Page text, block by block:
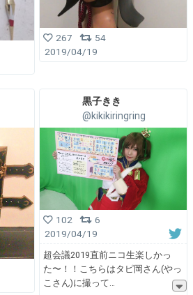
267
54
2019/04/19
黒子きき
@kikikiringring
102
6
2019/04/19
超会議2019直前ニコ生楽しかっ
た〜！！こちらはタピ岡さん(やっ
こさん)に撮って